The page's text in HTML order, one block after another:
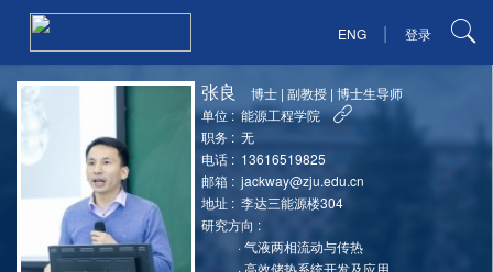
ENG | 登录
张良 博士 |副教授 |博士生导师
单位 : 能源工程学院
职务 : 无
电话 : 13616519825
邮箱 : jackway@zju.edu.cn
地址 : 李达三能源楼304
研究方向 :
·气液两相流动与传热
·高效储热系统开发及应用